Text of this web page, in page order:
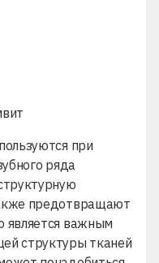
при
ряда
предотвращают
является важным
структуры тканей